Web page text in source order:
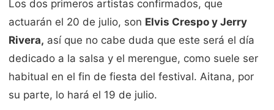
Los dos primeros artistas confirmados, que
actuarán el 20 de julio, son Elvis Crespo y Jerry
Rivera, así que no cabe duda que este será el día
dedicado a la salsa y el merengue, como suele ser
habitual en el fin de fiesta del festival. Aitana, por
su parte, lo hará el 19 de julio.